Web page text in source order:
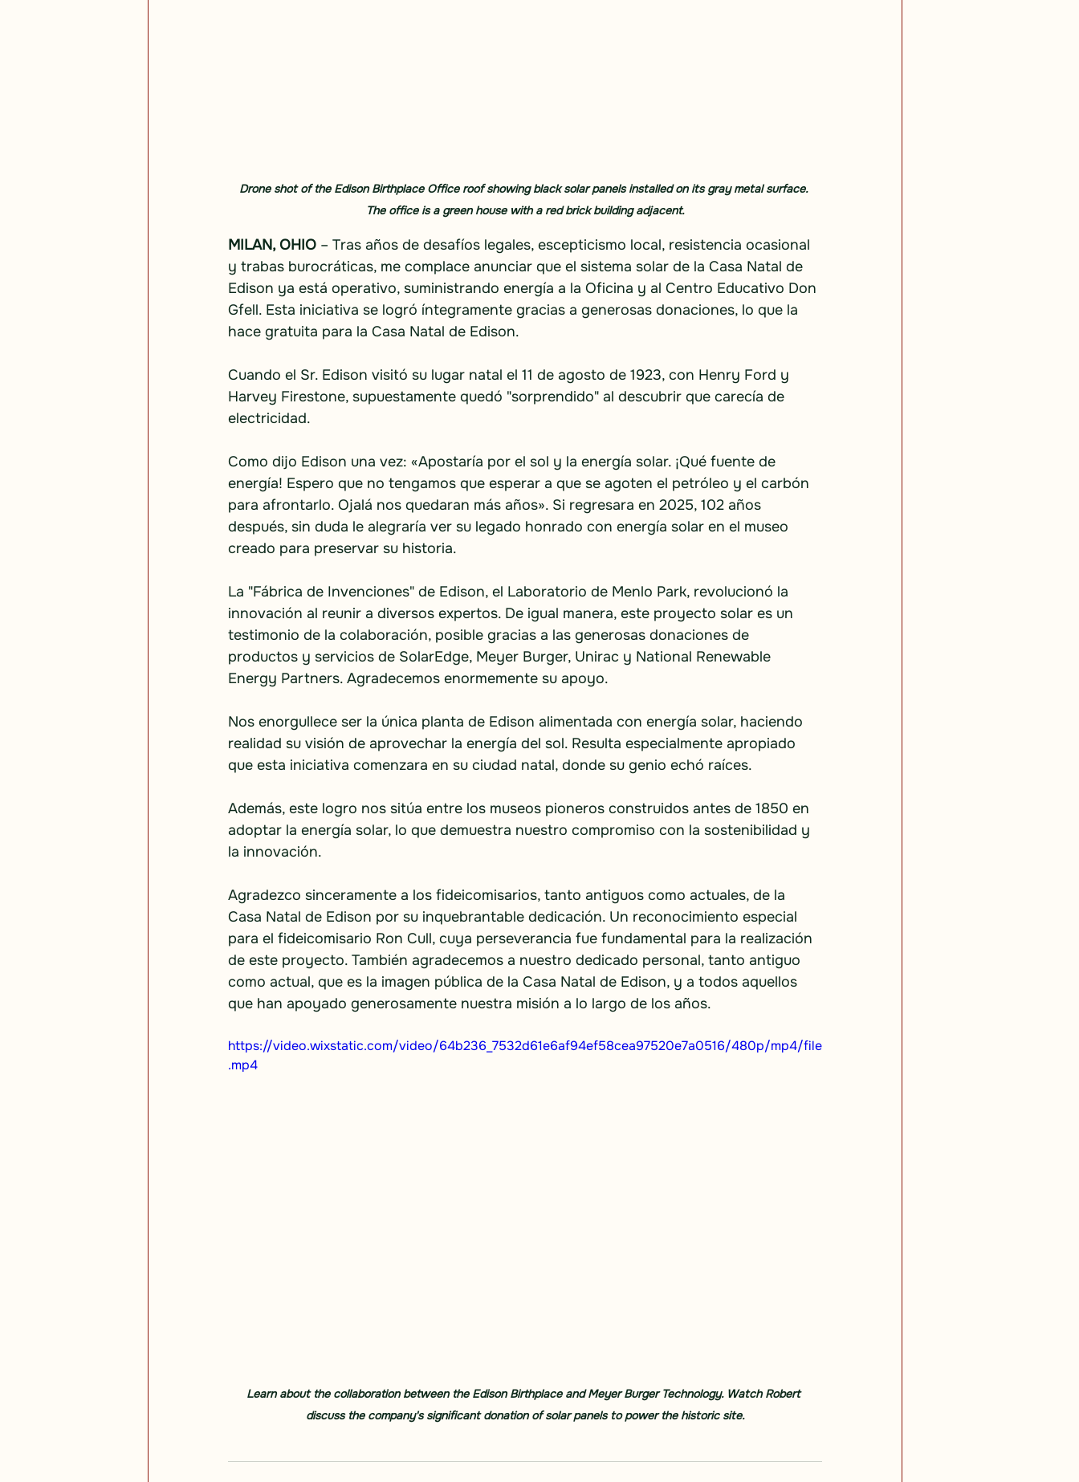
Drone shot of the Edison Birthplace Office roof showing black solar panels installed on its gray metal surface.
The office is a green house with a red brick building adjacent.
MILAN, OHIO – Tras años de desafíos legales, escepticismo local, resistencia ocasional
y trabas burocráticas, me complace anunciar que el sistema solar de la Casa Natal de
Edison ya está operativo, suministrando energía a la Oficina y al Centro Educativo Don
Gfell. Esta iniciativa se logró íntegramente gracias a generosas donaciones, lo que la
hace gratuita para la Casa Natal de Edison.
Cuando el Sr. Edison visitó su lugar natal el 11 de agosto de 1923, con Henry Ford y
Harvey Firestone, supuestamente quedó "sorprendido" al descubrir que carecía de
electricidad.
Como dijo Edison una vez: «Apostaría por el sol y la energía solar. ¡Qué fuente de
energía! Espero que no tengamos que esperar a que se agoten el petróleo y el carbón
para afrontarlo. Ojalá nos quedaran más años». Si regresara en 2025, 102 años
después, sin duda le alegraría ver su legado honrado con energía solar en el museo
creado para preservar su historia.
La "Fábrica de Invenciones" de Edison, el Laboratorio de Menlo Park, revolucionó la
innovación al reunir a diversos expertos. De igual manera, este proyecto solar es un
testimonio de la colaboración, posible gracias a las generosas donaciones de
productos y servicios de SolarEdge, Meyer Burger, Unirac y National Renewable
Energy Partners. Agradecemos enormemente su apoyo.
Nos enorgullece ser la única planta de Edison alimentada con energía solar, haciendo
realidad su visión de aprovechar la energía del sol. Resulta especialmente apropiado
que esta iniciativa comenzara en su ciudad natal, donde su genio echó raíces.
Además, este logro nos sitúa entre los museos pioneros construidos antes de 1850 en
adoptar la energía solar, lo que demuestra nuestro compromiso con la sostenibilidad y
la innovación.
Agradezco sinceramente a los fideicomisarios, tanto antiguos como actuales, de la
Casa Natal de Edison por su inquebrantable dedicación. Un reconocimiento especial
para el fideicomisario Ron Cull, cuya perseverancia fue fundamental para la realización
de este proyecto. También agradecemos a nuestro dedicado personal, tanto antiguo
como actual, que es la imagen pública de la Casa Natal de Edison, y a todos aquellos
que han apoyado generosamente nuestra misión a lo largo de los años.
https://video.wixstatic.com/video/64b236_7532d61e6af94ef58cea97520e7a0516/480p/mp4/file
.mp4
Learn about the collaboration between the Edison Birthplace and Meyer Burger Technology. Watch Robert
discuss the company's significant donation of solar panels to power the historic site.